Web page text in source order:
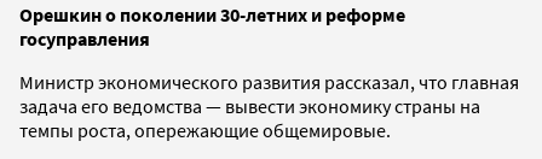
Орешкин о поколении 30-летних и реформе
госуправления
Министр экономического развития рассказал, что главная
задача его ведомства — вывести экономику страны на
темпы роста, опережающие общемировые.